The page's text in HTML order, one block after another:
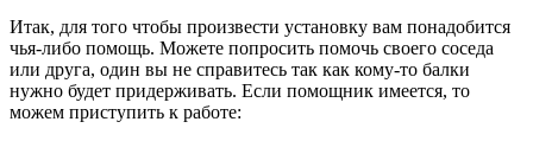
Итак, для того чтобы произвести установку вам понадобится
чья-либо помощь. Можете попросить помочь своего соседа
или друга, один вы не справитесь так как кому-то балки
нужно будет придерживать. Если помощник имеется, то
можем приступить к работе: